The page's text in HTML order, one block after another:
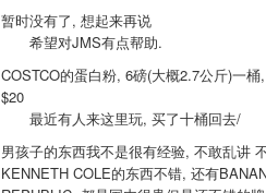
暂时没有了, 想起来再说
希望对JMS有点帮助.
COSTCO的蛋白粉, 6磅(大概2.7公斤)一桶,
$20
最近有人来这里玩, 买了十桶回去/
男孩子的东西我不是很有经验, 不敢乱讲
KENNETH COLE的东西不错, 还有